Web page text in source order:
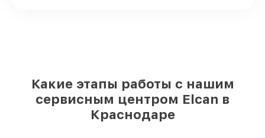
Какие этапы работы с нашим
сервисным центром Elcan в
Краснодаре